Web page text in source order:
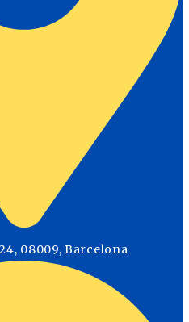
08009, Barcelona